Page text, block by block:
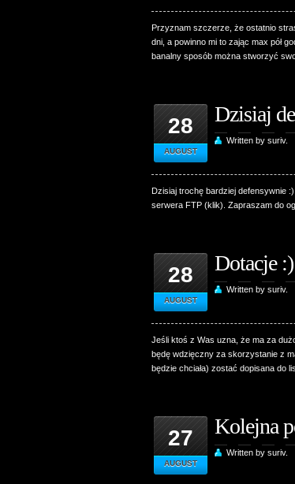
Przyznam szczerze, że ostatnio
dni, a powinno mi to zając max pół
banalny sposób można stworzyć
28
AUGUST
Dzisiaj
Written by suriv.
Dzisiaj trochę bardziej defensywnie
serwera FTP (klik). Zapraszam do
28
AUGUST
Dotacje :)
Written by suriv.
Jeśli ktoś z Was uzna, że ma za
będę wdzięczny za skorzystanie z
będzie chciała) zostać dopisana do
27
AUGUST
Kolejna
Written by suriv.